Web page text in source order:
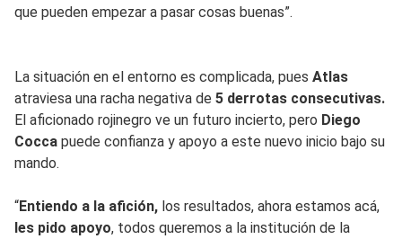
que pueden empezar a pasar cosas buenas”.
La situación en el entorno es complicada, pues Atlas
atraviesa una racha negativa de 5 derrotas consecutivas.
El aficionado rojinegro ve un futuro incierto, pero Diego
Cocca puede confianza y apoyo a este nuevo inicio bajo su
mando.
“Entiendo a la afición, los resultados, ahora estamos acá,
les pido apoyo, todos queremos a la institución de la